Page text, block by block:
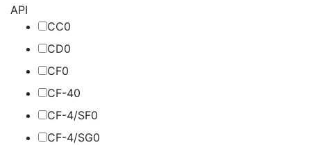
API
CC0
CD0
CF0
CF-40
CF-4/SF0
CF-4/SG0